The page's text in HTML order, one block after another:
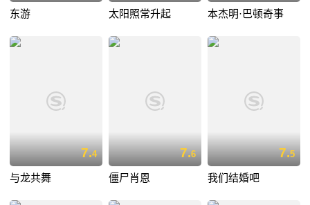
东游 太阳照常升起 本杰明·巴顿奇事
7.4
与龙共舞
7.6
僵尸肖恩
7.5
我们结婚吧